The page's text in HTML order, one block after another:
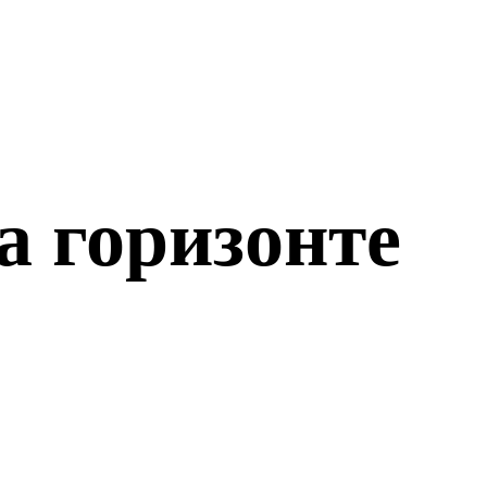
горизонте